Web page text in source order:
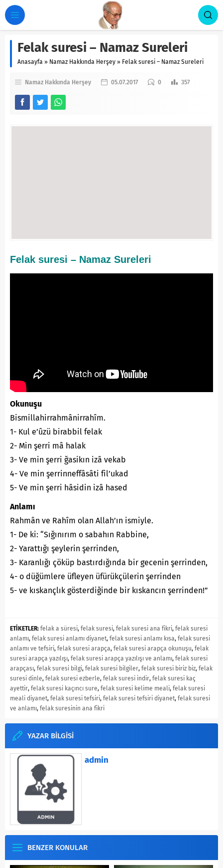
Felak suresi – Namaz Sureleri
Anasayfa » Namaz Hakkında Herşey » Felak suresi – Namaz Sureleri
Namaz Hakkında Herşey 05.07.2017 0 357
Felak suresi – Namaz Sureleri
Okunuşu
Bismillahirrahmânirrahîm.
1- Kul e’ûzü birabbil felak
2- Min şerri mâ halak
3- Ve min şerri ğasikın izâ vekab
4- Ve min şerrinneffâsâti fil’ukad
5- Ve min şerri hâsidin izâ hased
Anlamı
Rahmân ve Rahîm olan Allah’ın ismiyle.
1- De ki: “Sığınırım o sabahın Rabbine,
2- Yarattığı şeylerin şerrinden,
3- Karanlığı çöküp bastırdığında bir gecenin şerrinden,
4- o düğümlere üfleyen üfürükçülerin şerrinden
5- ve kıskançlık gösterdiğinde bir kıskancın şerrinden!”
ETİKETLER: felak a süresi, felak suresi, felak suresi ana fikri, felak suresi
anlamı, felak suresi anlamı diyanet, felak suresi anlamı kısa, felak suresi
anlamı ve tefsiri, felak suresi arapça, felak suresi arapça okunuşu, felak
suresi arapça yazılışı, felak suresi arapça yazılışı ve anlamı, felak suresi
arapçası, felak suresi bilgi, felak suresi bilgiler, felak suresi biriz biz, felak
suresi dinle, felak suresi ezberle, felak suresi indir, felak suresi kaç
ayettir, felak suresi kaçıncı sure, felak suresi kelime meali, felak suresi
meali diyanet, felak suresi tefsiri, felak suresi tefsiri diyanet, felak suresi
ve anlamı, felak suresinin ana fikri
YAZAR BİLGİSİ
admin
BENZER KONULAR